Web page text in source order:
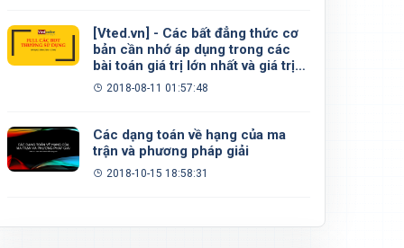
[Vted.vn] - Các bất đẳng thức cơ
bản cần nhớ áp dụng trong các
bài toán giá trị lớn nhất và giá trị
nhỏ nhất
2018-08-11 01:57:48
Các dạng toán về hạng của ma
trận và phương pháp giải
2018-10-15 18:58:31